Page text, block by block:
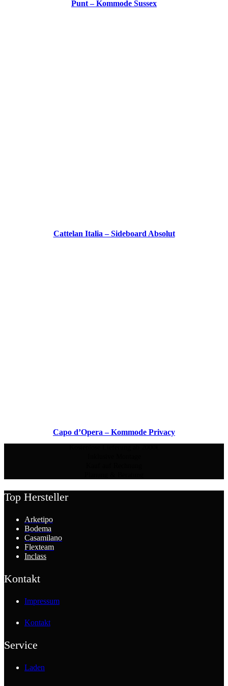
Punt – Kommode Sussex
Cattelan Italia – Sideboard Absolut
Capo d’Opera – Kommode Privacy
Top Hersteller
Arketipo
Bodema
Casamilano
Flexteam
Inclass
Kontakt
Impressum
Kontakt
Service
Laden